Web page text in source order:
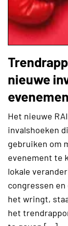
nieuwe
Het nieuwe
invalshoeken
gebruiken om
evenement te
lokale
congressen
het wringt,
het